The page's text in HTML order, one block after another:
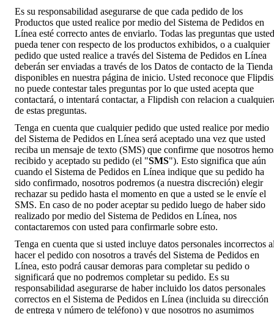
Es su responsabilidad asegurarse de que cada pedido de los
Productos que usted realice por medio del Sistema de Pedidos en
Línea esté correcto antes de enviarlo. Todas las preguntas que usted
pueda tener con respecto de los productos exhibidos, o a cualquier
pedido que usted realice a través del Sistema de Pedidos en Línea
deberán ser enviadas a través de los Datos de contacto de la Tienda
disponibles en nuestra página de inicio. Usted reconoce que
no puede contestar tales preguntas por lo que usted acepta que
contactará, o intentará contactar, a Flipdish con relacion a
de estas preguntas.
Tenga en cuenta que cualquier pedido que usted realice por medio
del Sistema de Pedidos en Línea será aceptado una vez que usted
reciba un mensaje de texto (SMS) que confirme que nosotros
recibido y aceptado su pedido (el "SMS"). Esto significa que aún
cuando el Sistema de Pedidos en Línea indique que su pedido ha
sido confirmado, nosotros podremos (a nuestra discreción) elegir
rechazar su pedido hasta el momento en que a usted se le envíe el
SMS. En caso de no poder aceptar su pedido luego de haber sido
realizado por medio del Sistema de Pedidos en Línea, nos
contactaremos con usted para confirmarle sobre esto.
Tenga en cuenta que si usted incluye datos personales incorrectos
hacer el pedido con nosotros a través del Sistema de Pedidos en
Línea, esto podrá causar demoras para completar su pedido o
significará que no podremos completar su pedido. Es su
responsabilidad asegurarse de haber incluido los datos personales
correctos en el Sistema de Pedidos en Línea (incluida su dirección
de entrega y número de teléfono) y que nosotros no asumimos